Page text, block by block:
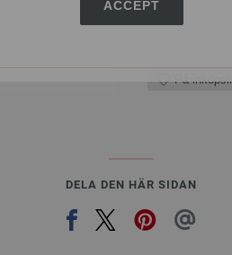
ACCEPT
På
DELA DEN HÄR SIDAN